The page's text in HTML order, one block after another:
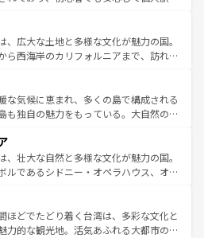
てほしい。
残る町や、スイスならではのユニークな
ルプス観光だけでなく町歩きも満喫する
民の所得が高いため物価も高いが、旅行
光を楽しむこともできる。 なお、新
コンテンツ一覧 を参照してほしい。
、広大な土地と多様な文化が魅力の国。
ら西海岸のカリフォルニアまで、訪れる
は、観光、ショッピング、エンターテイ
た刺激的なスポットだ。一方、アメリカ
広がり、グランドキャニオンやイエロー
ンズでは、音楽と美食が融合した独特の
者はアメリカの各地域で異なる魅力を楽
多様性と豊かな歴史を感じることができ
ルだ。 なお、新着のアメリカ
一覧を参照してほしい。
な気候に恵まれ、多くの島で構成される
も独自の魅力をもっている。大自然の神
い。また、定番の観光地といえばオアフ
然を求めるならマウイ島やカウアイ島が
ルドグリーンに輝く海をはじめ、豊かな
心で訪れる人々を迎えてくれるハワイの
ーカルフードやハワイアンミュージッ
ダンスなど、すべてがハワイの魅力を彩
、壮大な自然と多様な文化が魅力の国。
ルであるシドニー・オペラハウス、オー
中央部にそびえるウルル（エアーズロッ
の美しい原生林やケアンズの熱帯雨林な
くさん。また、カフェやワイン、オージ
ほどでたどり着く台湾は、多彩な文化と
力的な観光地。活気あふれる大都市の台